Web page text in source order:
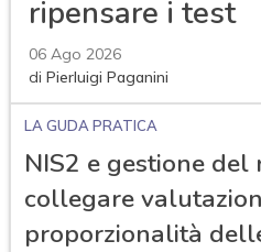
ripensare i test
06 Ago 2026
diPierluigi Paganini
LA GUDA PRATICA
NIS2 e gestione del
collegare
proporzionalità